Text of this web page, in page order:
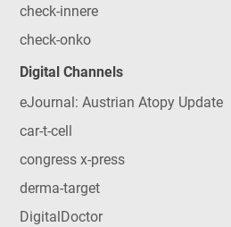
check-innere
check-onko
Digital Channels
eJournal: Austrian Atopy Update
car-t-cell
congress x-press
derma-target
DigitalDoctor